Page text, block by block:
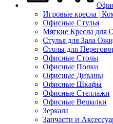
Игровые кресла |
Офисные Стулья
Мягкие Кресла для
Стулья для Зала
Столы для
Офисные Столы
Офисные Полки
Офисные Диваны
Офисные Шкафы
Офисные Стеллажи
Офисные Вешалки
Зеркала
Запчасти и